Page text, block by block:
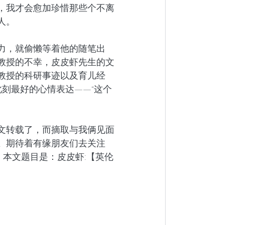
我才会愈加珍惜那些个不离
，就偷懒等着他的随笔出
授的不幸，皮皮虾先生的文
授的科研事迹以及育儿经
刻最好的心情表达——“这个
转载了，而摘取与我俩见面
期待着有缘朋友们去关注
本文题目是：皮皮虾:【英伦